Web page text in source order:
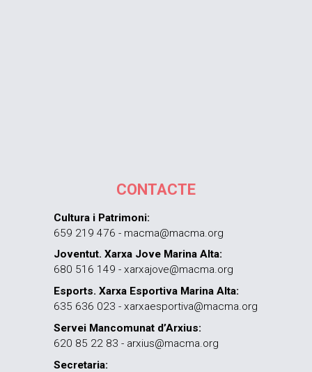
CONTACTE
Cultura i Patrimoni:
659 219 476 - macma@macma.org
Joventut. Xarxa Jove Marina Alta:
680 516 149 - xarxajove@macma.org
Esports. Xarxa Esportiva Marina Alta:
635 636 023 - xarxaesportiva@macma.org
Servei Mancomunat d’Arxius:
620 85 22 83 - arxius@macma.org
Secretaria: